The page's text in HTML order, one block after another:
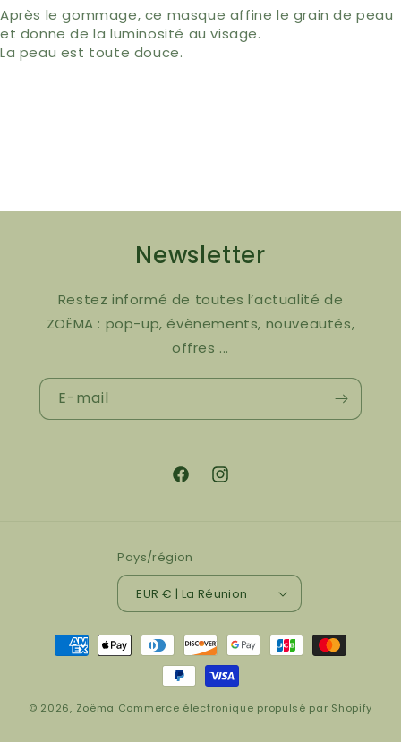
Après le gommage, ce masque affine le grain de peau
et donne de la luminosité au visage.
La peau est toute douce.
Newsletter
Restez informé de toutes l’actualité de
ZOËMA : pop-up, évènements, nouveautés,
offres ...
E-mail
FacebookInstagram
Pays/région
EUR € | La Réunion
Moyens
© 2026, Zoëma Commerce électronique propulsé par Shopify